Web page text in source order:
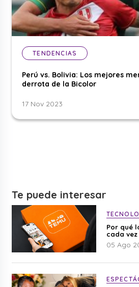
TENDENCIAS
Perú vs. Bolivia: Los mejores
derrota de la Bicolor
17 Nov 2023
Te puede interesar
Por qué
cada
05 Ago